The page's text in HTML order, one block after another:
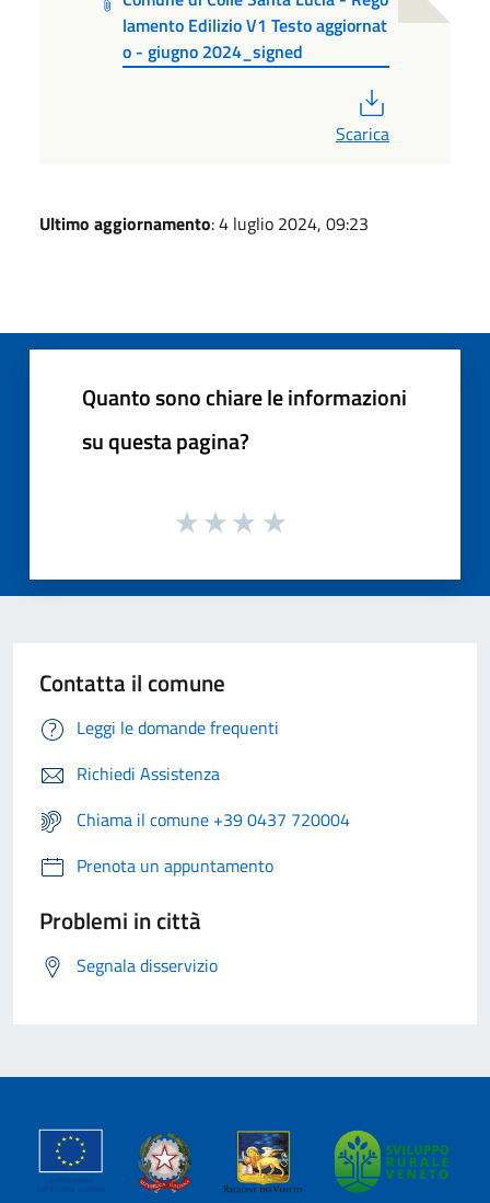
lamento Edilizio V1 Testo aggiornat
o - giugno 2024_signed
Scarica
Ultimo aggiornamento: 4 luglio 2024, 09:23
Quanto sono chiare le informazioni
su questa pagina?
Contatta il comune
Leggi le domande frequenti
Richiedi Assistenza
Chiama il comune +39 0437 720004
Prenota un appuntamento
Problemi in città
Segnala disservizio